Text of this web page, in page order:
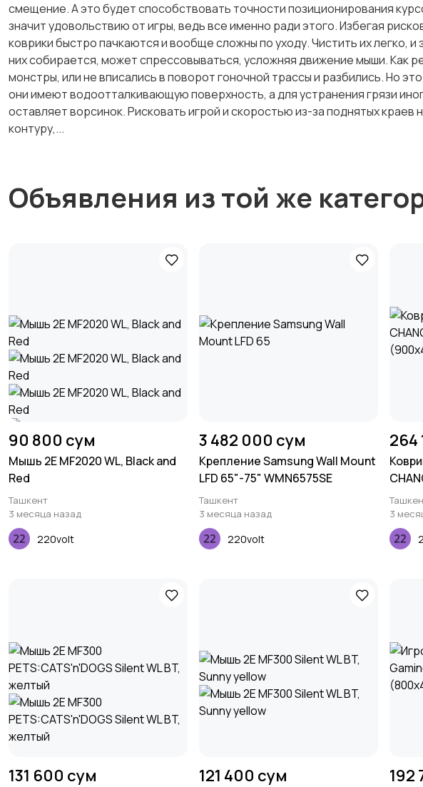
смещение. А это будет способствовать точности позиционирования
значит удовольствию от игры, ведь все именно ради этого. Избегая
коврики быстро пачкаются и вообще сложны по уходу. Чистить их легко,
них собирается, может спрессовываться, усложняя движение мыши. Как
монстры, или не вписались в поворот гоночной трассы и разбились. Но это
они имеют водоотталкивающую поверхность, а для устранения грязи
оставляет ворсинок. Рисковать игрой и скоростью из-за поднятых
контуру,...
Объявления из той же
90 800 сум
Мышь 2E MF2020 WL, Black and
Red
Ташкент
3 месяца назад
220volt
3 482 000 сум
Крепление Samsung Wall Mount
LFD 65"-75" WMN6575SE
Ташкент
3 месяца назад
220volt
264
3
131 600 сум 121 400 сум 192